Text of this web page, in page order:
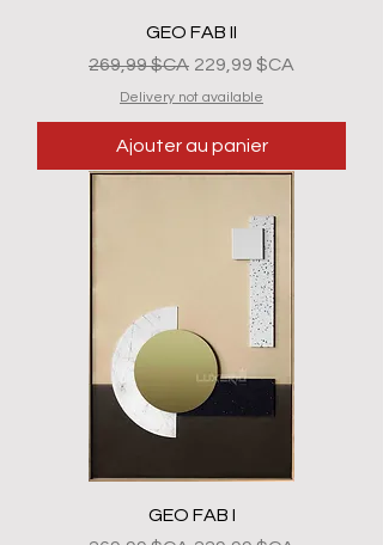
GEO FAB II
Prix original
269,99 $CA Prix promotionnel
229,99 $CA
Delivery not available
Ajouter au panier
GEO FAB I